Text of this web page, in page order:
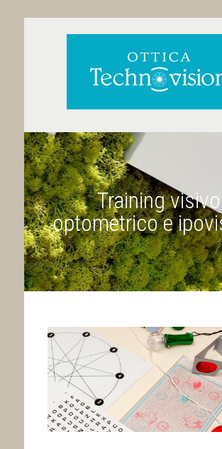
Training visivo
optometrico e